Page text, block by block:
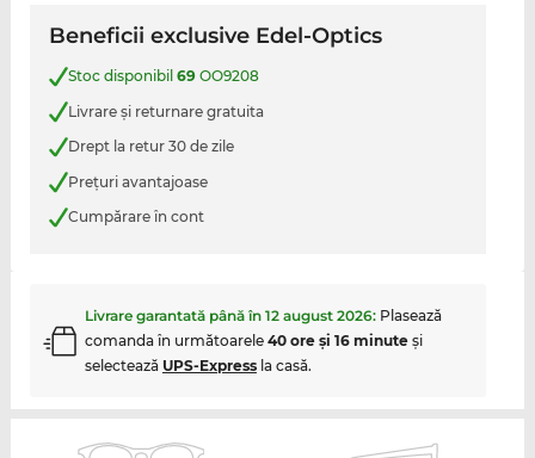
Beneficii exclusive Edel-Optics
Stoc disponibil 69OO9208
Livrare şi returnare gratuita
Drept la retur 30 de zile
Preţuri avantajoase
Cumpărare în cont
Livrare garantată până în 12 august 2026: Plasează
comanda în următoarele 40 ore şi 16 minuteşi
selectează UPS-Expressla casă.